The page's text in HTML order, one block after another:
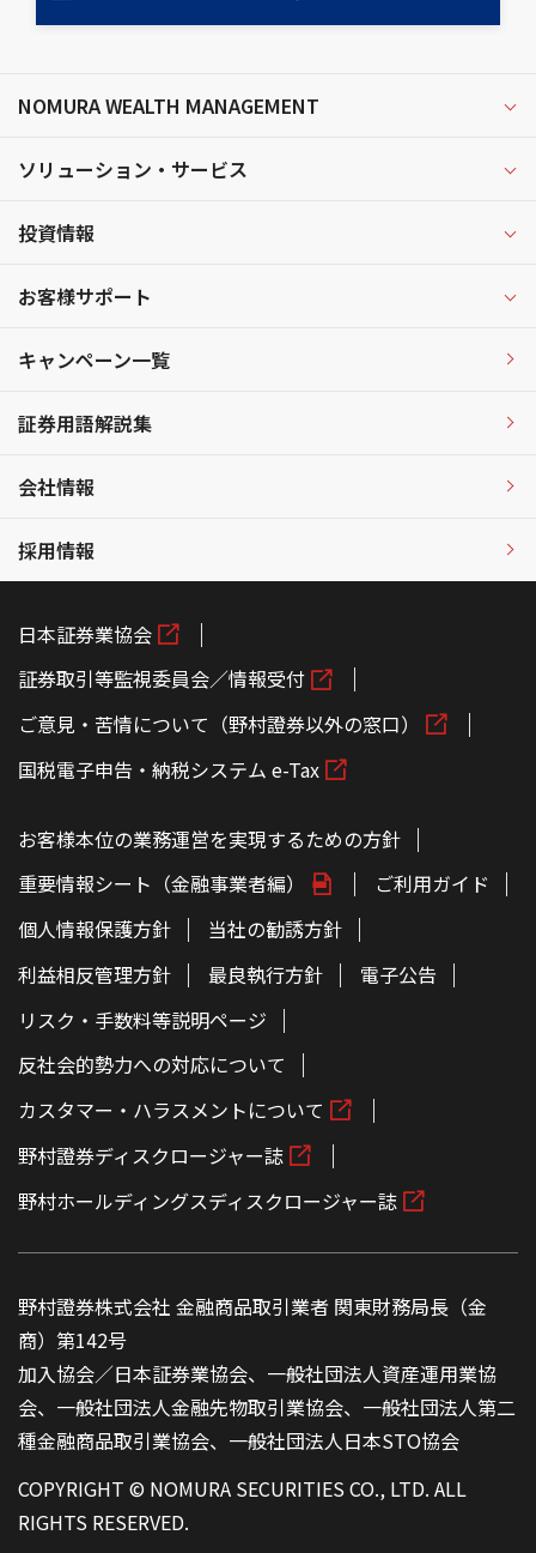
NOMURA WEALTH MANAGEMENT
ソリューション・サービス
投資情報
お客様サポート
キャンペーン一覧
証券用語解説集
会社情報
採用情報
日本証券業協会
証券取引等監視委員会／情報受付
ご意見・苦情について（野村證券以外の窓口）
国税電子申告・納税システム e-Tax
お客様本位の業務運営を実現するための方針
重要情報シート（金融事業者編）
ご利用ガイド
個人情報保護方針
当社の勧誘方針
利益相反管理方針
最良執行方針
電子公告
リスク・手数料等説明ページ
反社会的勢力への対応について
カスタマー・ハラスメントについて
野村證券ディスクロージャー誌
野村ホールディングスディスクロージャー誌
野村證券株式会社 金融商品取引業者 関東財務局長（金
商）第142号
加入協会／日本証券業協会、一般社団法人資産運用業協
会、一般社団法人金融先物取引業協会、一般社団法人第二
種金融商品取引業協会、一般社団法人日本STO協会
COPYRIGHT © NOMURA SECURITIES CO., LTD. ALL
RIGHTS RESERVED.